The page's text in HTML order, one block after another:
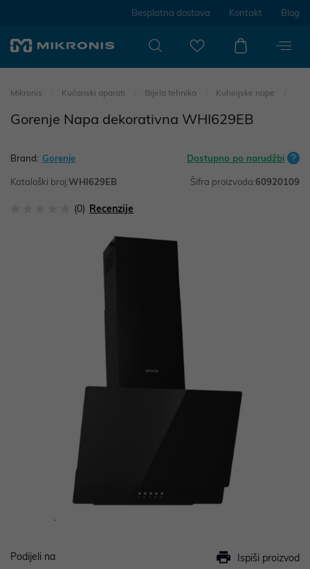
Besplatna dostava Kontakt Blog
Mikronis Kućanski aparati Bijela tehnika Kuhinjske nape
Gorenje Napa dekorativna WHI629EB
Brand: Gorenje Dostupno po narudžbi
Kataloški broj:WHI629EB Šifra proizvoda:60920109
(0) Recenzije
Podijeli na Ispiši proizvod